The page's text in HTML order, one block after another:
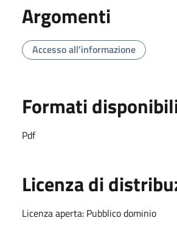
Argomenti
Accesso all'informazione
Formati
Pdf
Licenza di
Licenza aperta: Pubblico dominio